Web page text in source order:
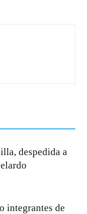
despedida a
integrantes de